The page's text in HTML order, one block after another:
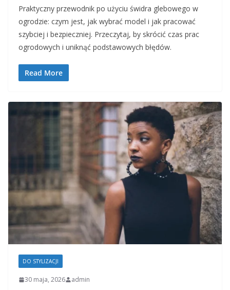
Praktyczny przewodnik po użyciu świdra glebowego w
ogrodzie: czym jest, jak wybrać model i jak pracować
szybciej i bezpieczniej. Przeczytaj, by skrócić czas prac
ogrodowych i uniknąć podstawowych błędów.
Read More
DO STYLIZACJI
30 maja, 2026 admin